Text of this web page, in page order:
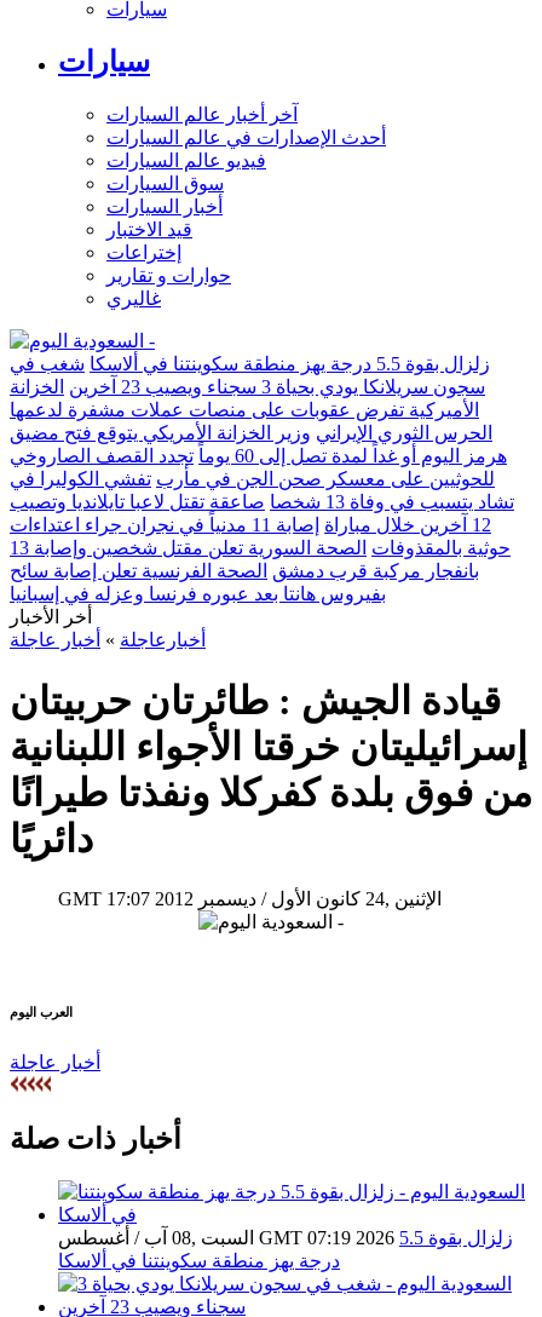
سيارات
سيارات
آخر أخبار عالم السيارات
أحدث الإصدارات في عالم السيارات
فيديو عالم السيارات
سوق السيارات
أخبار السيارات
قيد الاختبار
إختراعات
حوارات و تقارير
غاليري
زلزال بقوة 5.5 درجة يهز منطقة سكوينتنا في ألاسكا
شغب في
سجون سريلانكا يودي بحياة 3 سجناء ويصيب 23 آخرين
الخزانة
الأميركية تفرض عقوبات على منصات عملات مشفرة لدعمها
الحرس الثوري الإيراني وزير الخزانة الأمريكي يتوقع فتح مضيق
هرمز اليوم أو غداً لمدة تصل إلى 60 يوماً
تجدد القصف الصاروخي
للحوثيين على معسكر صحن الجن في مأرب تفشي الكوليرا في
تشاد يتسبب في وفاة 13 شخصا
صاعقة تقتل لاعبا تايلانديا وتصيب
12 آخرين خلال مباراة
إصابة 11 مدنياً في نجران جراء اعتداءات
حوثية بالمقذوفات
الصحة السورية تعلن مقتل شخصين وإصابة 13
بانفجار مركبة قرب دمشق الصحة الفرنسية تعلن إصابة سائح
بفيروس هانتا بعد عبوره فرنسا وعزله في إسبانيا
أخر الأخبار
أخبارعاجلة » أخبار عاجلة
قيادة الجيش : طائرتان حربيتان
إسرائيليتان خرقتا الأجواء اللبنانية
من فوق بلدة كفركلا ونفذتا طيرانًا
دائريًا
GMT 17:07 2012 الإثنين ,24 كانون الأول / ديسمبر
العرب اليوم
أخبار عاجلة
أخبار ذات صلة
السبت ,08 آب / أغسطس GMT 07:19 2026 زلزال بقوة 5.5
درجة يهز منطقة سكوينتنا في ألاسكا